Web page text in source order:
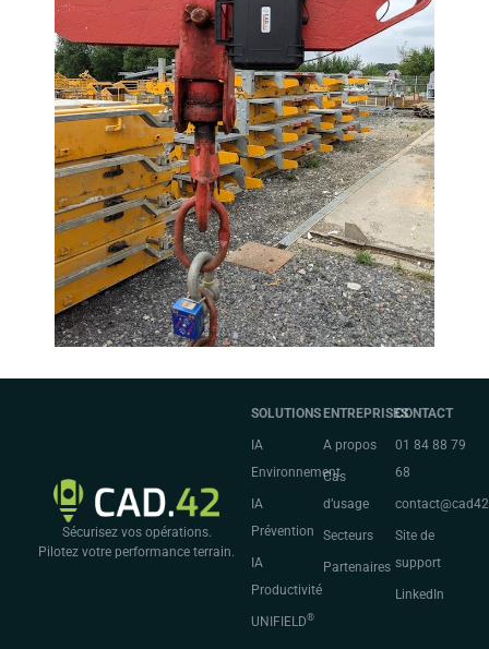
Sécurisez vos opérations.
Pilotez votre performance terrain.
SOLUTIONS
IA
Environnement
IA
Prévention
IA
Productivité
UNIFIELD®
ENTREPRISES
A propos
Cas
d’usage
Secteurs
Partenaires
CONTACT
01 84 88 79
68
Site de
support
LinkedIn